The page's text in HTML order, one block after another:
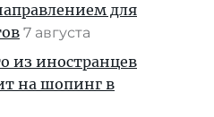
для
7 августа
из иностранцев
на шопинг в